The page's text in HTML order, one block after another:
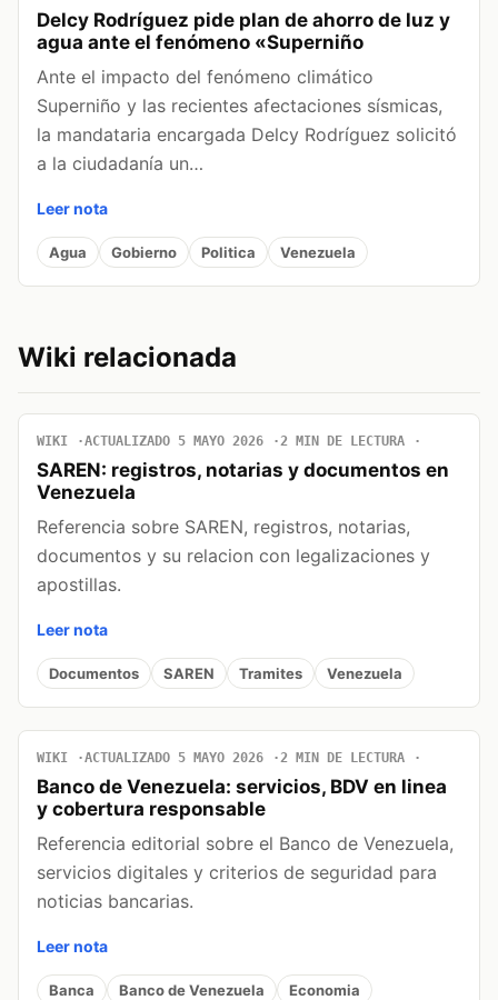
Delcy Rodríguez pide plan de ahorro de luz y
agua ante el fenómeno «Superniño
Ante el impacto del fenómeno climático
Superniño y las recientes afectaciones sísmicas,
la mandataria encargada Delcy Rodríguez solicitó
a la ciudadanía un…
Leer nota
Agua Gobierno Politica Venezuela
Wiki relacionada
WIKI ACTUALIZADO 5 MAYO 2026 2 MIN DE LECTURA
SAREN: registros, notarias y documentos en
Venezuela
Referencia sobre SAREN, registros, notarias,
documentos y su relacion con legalizaciones y
apostillas.
Leer nota
Documentos SAREN Tramites Venezuela
WIKI ACTUALIZADO 5 MAYO 2026 2 MIN DE LECTURA
Banco de Venezuela: servicios, BDV en linea
y cobertura responsable
Referencia editorial sobre el Banco de Venezuela,
servicios digitales y criterios de seguridad para
noticias bancarias.
Leer nota
Banca Banco de Venezuela
Economia